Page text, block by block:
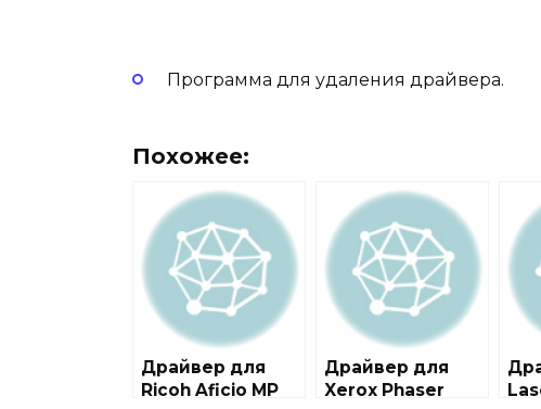
Программа для удаления драйвера.
Похожее:
Драйвер для
Ricoh Aficio MP
Драйвер для
Xerox Phaser